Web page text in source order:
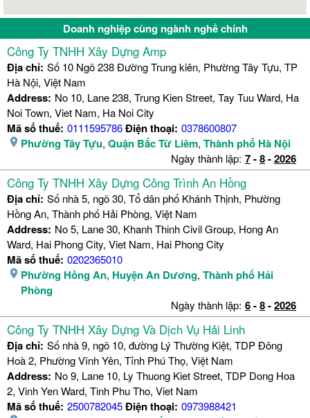
Doanh nghiệp cùng ngành nghề chính
Công Ty TNHH Xây Dựng Amp
Địa chỉ: Số 10 Ngõ 238 Đường Trung kiên, Phường Tây Tựu, TP
Hà Nội, Việt Nam
Address: No 10, Lane 238, Trung Kien Street, Tay Tuu Ward, Ha
Noi Town, Viet Nam, Ha Noi City
Mã số thuế: 0111595786Điện thoại: 0378600807
Phường Tây Tựu, Quận Bắc Từ Liêm, Thành phố Hà Nội
Ngày thành lập: 7-8-2026
Công Ty TNHH Xây Dựng Công Trình An Hồng
Địa chỉ: Số nhà 5, ngõ 30, Tổ dân phố Khánh Thịnh, Phường
Hồng An, Thành phố Hải Phòng, Việt Nam
Address: No 5, Lane 30, Khanh Thinh Civil Group, Hong An
Ward, Hai Phong City, Viet Nam, Hai Phong City
Mã số thuế: 0202365010
Phường Hồng An, Huyện An Dương, Thành phố Hải
Phòng
Ngày thành lập: 6-8-2026
Công Ty TNHH Xây Dựng Và Dịch Vụ Hải Linh
Địa chỉ: Số nhà 9, ngõ 10, đường Lý Thường Kiệt, TDP Đông
Hoà 2, Phường Vĩnh Yên, Tỉnh Phú Thọ, Việt Nam
Address: No 9, Lane 10, Ly Thuong Kiet Street, TDP Dong Hoa
2, Vinh Yen Ward, Tinh Phu Tho, Viet Nam
Mã số thuế: 2500782045Điện thoại: 0973988421